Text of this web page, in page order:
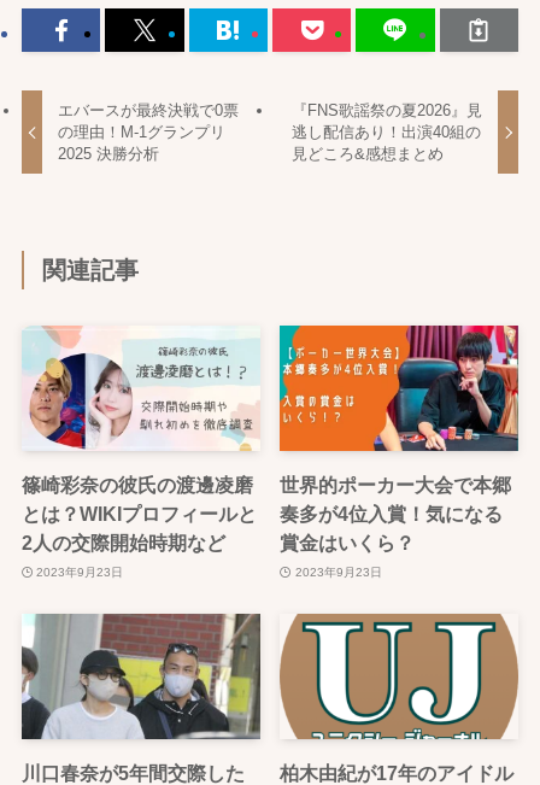
エバースが最終決戦で0票
の理由！M-1グランプリ
2025 決勝分析
『FNS歌謡祭の夏2026』見
逃し配信あり！出演40組の
見どころ&感想まとめ
関連記事
篠崎彩奈の彼氏の渡邊凌磨
とは？WIKIプロフィールと
2人の交際開始時期など
2023年9月23日
世界的ポーカー大会で本郷
奏多が4位入賞！気になる
賞金はいくら？
2023年9月23日
川口春奈が5年間交際した
柏木由紀が17年のアイドル